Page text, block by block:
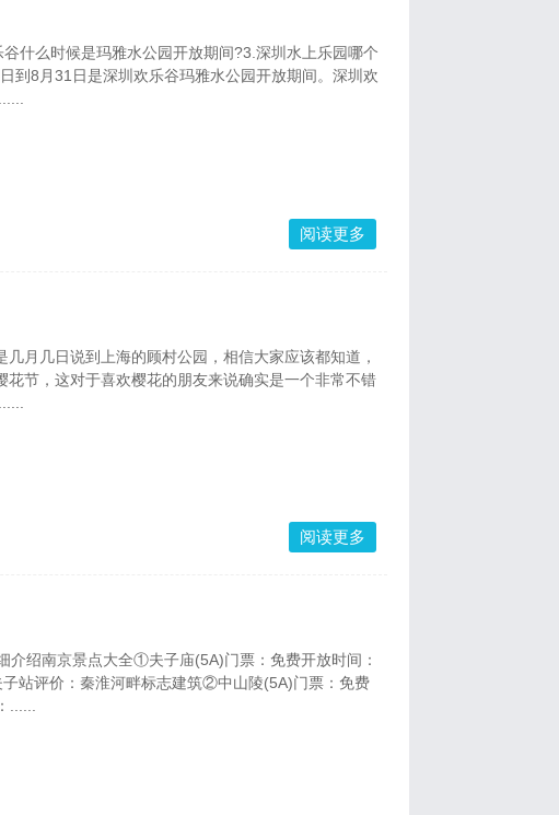
什么时候是玛雅水公园开放期间?3.深圳水上乐园哪个
到8月31日是深圳欢乐谷玛雅水公园开放期间。深圳欢
阅读更多
月几日说到上海的顾村公园，相信大家应该都知道，
节，这对于喜欢樱花的朋友来说确实是一个非常不错
阅读更多
介绍南京景点大全①夫子庙(5A)门票：免费开放时间：
站评价：秦淮河畔标志建筑②中山陵(5A)门票：免费